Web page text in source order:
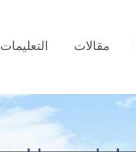
التعليمات مقالات